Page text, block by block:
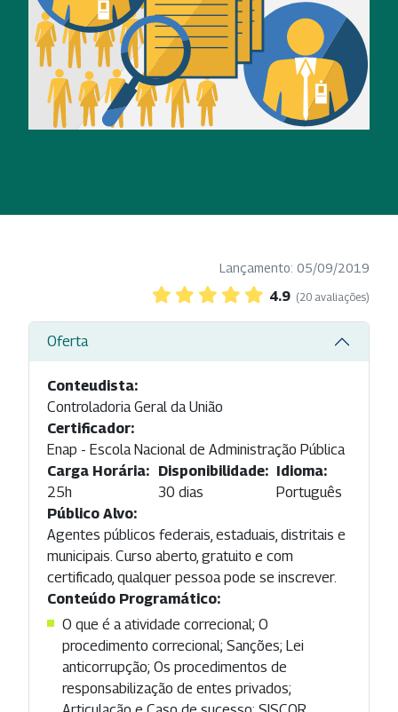
Lançamento: 05/09/2019
4.9 (20 avaliações)
Oferta
Conteudista:
Controladoria Geral da União
Certificador:
Enap - Escola Nacional de Administração Pública
Carga Horária:
25h
Disponibilidade:
30 dias
Idioma:
Português
Público Alvo:
Agentes públicos federais, estaduais, distritais e
municipais. Curso aberto, gratuito e com
certificado, qualquer pessoa pode se inscrever.
Conteúdo Programático:
O que é a atividade correcional; O
procedimento correcional; Sanções; Lei
anticorrupção; Os procedimentos de
responsabilização de entes privados;